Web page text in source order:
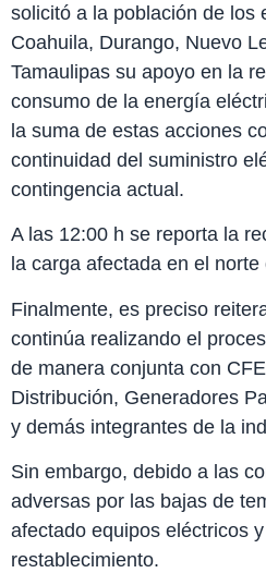
solicitó a la población de los
Coahuila, Durango, Nuevo
Tamaulipas su apoyo en la
consumo de la energía
la suma de estas acciones
continuidad del suministro
contingencia actual.
A las 12:00 h se reporta la
la carga afectada en el norte
Finalmente, es preciso
continúa realizando el
de manera conjunta con
Distribución, Generadores
y demás integrantes de la
Sin embargo, debido a las
adversas por las bajas de
afectado equipos eléctricos
restablecimiento.